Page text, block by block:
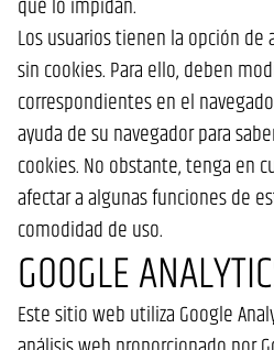
Los usuarios tienen la opción de
sin cookies. Para ello, deben
correspondientes en el
ayuda de su navegador para
cookies. No obstante, tenga en
afectar a algunas funciones de
comodidad de uso.
GOOGLE
Este sitio web utiliza Google